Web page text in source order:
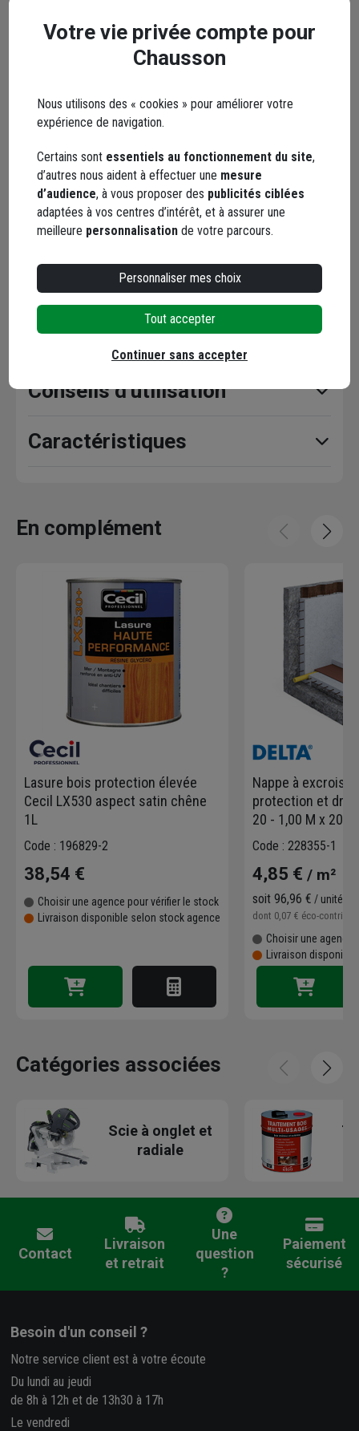
170 x 70 mm - Longueur 2,60 m
dont0,47 €éco-contribution
Choisir une agence pour vérifier le stock
marron pour
aménagements
20 x 240 cm
62,93 €
Choisir une
Livraison
Points forts
Description
Conseils d'utilisation
Caractéristiques
En complément
Lasure bois protection élevée
Cecil LX530 aspect satin chêne
1L
Code : 196829-2
38,54 €
Choisir une agence pour vérifier le stock
Livraison disponible selon stock agence
Nappe à
protection et
20 - 1,00 M x 20 M
Code : 228355-1
4,85 € / m²
soit96,96 € / unité
dont 0,07 € éco-
Choisir une agence
Livraison
Catégories associées
Scie à onglet et
radiale
Contact
Livraison
et retrait
Une
question
?
Paiement
sécurisé
Besoin d'un conseil ?
Notre service client est à votre écoute
Du lundi au jeudi
de 8h à 12h et de 13h30 à 17h
Le vendredi
Votre vie privée compte pour
Chausson
Nous utilisons des « cookies » pour améliorer votre
expérience de navigation.
Certains sont essentiels au fonctionnement du site,
d’autres nous aident à effectuer une mesure
d’audience, à vous proposer des publicités ciblées
adaptées à vos centres d’intérêt, et à assurer une
meilleure personnalisation de votre parcours.
Personnaliser mes choix
Tout accepter
Continuer sans accepter